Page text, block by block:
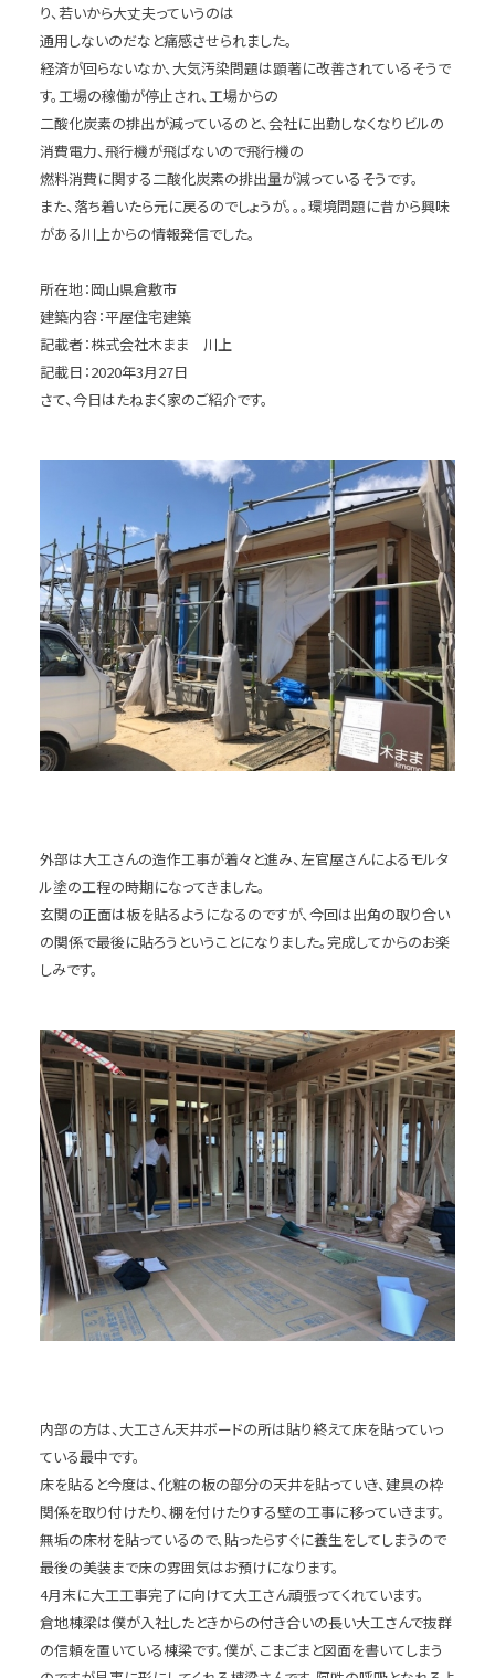
り、若いから大丈夫っていうのは
通用しないのだなと痛感させられました。
経済が回らないなか、大気汚染問題は顕著に改善されているそうで
す。工場の稼働が停止され、工場からの
二酸化炭素の排出が減っているのと、会社に出勤しなくなりビルの
消費電力、飛行機が飛ばないので飛行機の
燃料消費に関する二酸化炭素の排出量が減っているそうです。
また、落ち着いたら元に戻るのでしょうが。。。環境問題に昔から興味
がある川上からの情報発信でした。
所在地：岡山県倉敷市
建築内容：平屋住宅建築
記載者：株式会社木まま 川上
記載日：2020年3月27日
さて、今日はたねまく家のご紹介です。
外部は大工さんの造作工事が着々と進み、左官屋さんによるモルタ
ル塗の工程の時期になってきました。
玄関の正面は板を貼るようになるのですが、今回は出角の取り合い
の関係で最後に貼ろうということになりました。完成してからのお楽
しみです。
内部の方は、大工さん天井ボードの所は貼り終えて床を貼っていっ
ている最中です。
床を貼ると今度は、化粧の板の部分の天井を貼っていき、建具の枠
関係を取り付けたり、棚を付けたりする壁の工事に移っていきます。
無垢の床材を貼っているので、貼ったらすぐに養生をしてしまうので
最後の美装まで床の雰囲気はお預けになります。
4月末に大工工事完了に向けて大工さん頑張ってくれています。
倉地棟梁は僕が入社したときからの付き合いの長い大工さんで抜群
の信頼を置いている棟梁です。僕が、こまごまと図面を書いてしまう